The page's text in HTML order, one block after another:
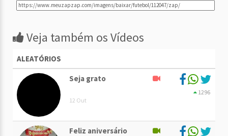
Veja também os Vídeos
ALEATÓRIOS
Seja grato
12 Out
1296
Feliz aniversário